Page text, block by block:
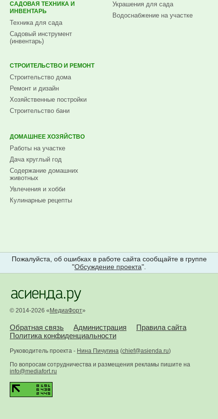
САДОВАЯ ТЕХНИКА И
ИНВЕНТАРЬ
Техника для сада
Садовый инструмент
(инвентарь)
Украшения для сада
Водоснабжение на участке
СТРОИТЕЛЬСТВО И РЕМОНТ
Строительство дома
Ремонт и дизайн
Хозяйственные постройки
Строительство бани
ДОМАШНЕЕ ХОЗЯЙСТВО
Работы на участке
Дача круглый год
Содержание домашних
животных
Увлечения и хобби
Кулинарные рецепты
Пожалуйста, об ошибках в работе сайта сообщайте в группе
"Обсуждение проекта".
© 2014-2026 « МедиаФорт»
Обратная связь Администрация
Правила сайта
Политика конфиденциальности
Руководитель проекта - Нина Пичугина (chief@asienda.ru)
По вопросам сотрудничества и размещения рекламы пишите на
info@mediafort.ru